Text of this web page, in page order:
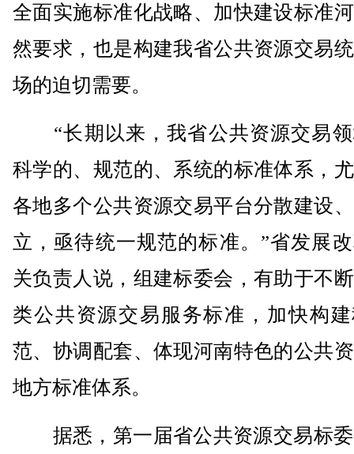
全面实施标准化战略、加快建设标准
然要求，也是构建我省公共资源交易
场的迫切需要。
“长期以来，我省公共资源交易领
科学的、规范的、系统的标准体系，
各地多个公共资源交易平台分散建设
立，亟待统一规范的标准。”省发展
关负责人说，组建标委会，有助于不
类公共资源交易服务标准，加快构
范、协调配套、体现河南特色的公共
地方标准体系。
据悉，第一届省公共资源交易标委